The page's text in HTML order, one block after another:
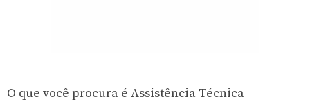
O que você procura é Assistência Técnica